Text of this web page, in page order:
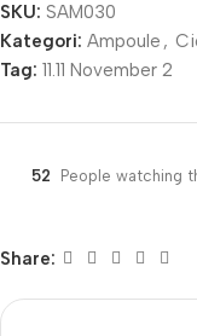
SKU: SAM030
Kategori: Ampoule ,
Tag: 11.11 November 2
52 People watching
Share: